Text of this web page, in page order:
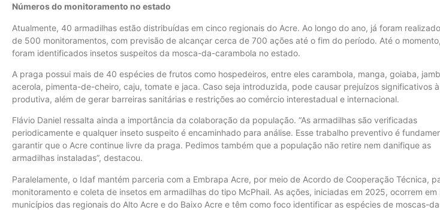
Números do monitoramento no estado
Atualmente, 40 armadilhas estão distribuídas em cinco regionais do Acre. Ao longo do ano, já foram
de 500 monitoramentos, com previsão de alcançar cerca de 700 ações até o fim do período. Até o
foram identificados insetos suspeitos da mosca-da-carambola no estado.
A praga possui mais de 40 espécies de frutos como hospedeiros, entre eles carambola, manga, goiaba,
acerola, pimenta-de-cheiro, caju, tomate e jaca. Caso seja introduzida, pode causar prejuízos significativos
produtiva, além de gerar barreiras sanitárias e restrições ao comércio interestadual e internacional.
Flávio Daniel ressalta ainda a importância da colaboração da população. “As armadilhas são verificadas
periodicamente e qualquer inseto suspeito é encaminhado para análise. Esse trabalho preventivo é
garantir que o Acre continue livre da praga. Pedimos também que a população não retire nem danifique as
armadilhas instaladas”, destacou.
Paralelamente, o Idaf mantém parceria com a Embrapa Acre, por meio de Acordo de Cooperação Técnica,
monitoramento e coleta de insetos em armadilhas do tipo McPhail. As ações, iniciadas em 2025, ocorrem em
municípios das regionais do Alto Acre e do Baixo Acre e têm como foco identificar as espécies de moscas-